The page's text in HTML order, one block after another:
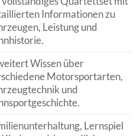
Informationen zu
Leistung und
Wissen über
Motorsportarten,
und
Lernspiel